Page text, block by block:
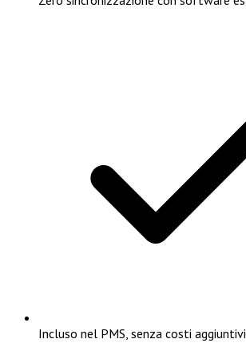
Incluso nel PMS, senza costi aggiuntivi